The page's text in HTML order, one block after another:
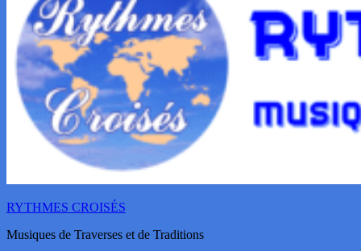
RYTHMES CROISÉS
Musiques de Traverses et de Traditions